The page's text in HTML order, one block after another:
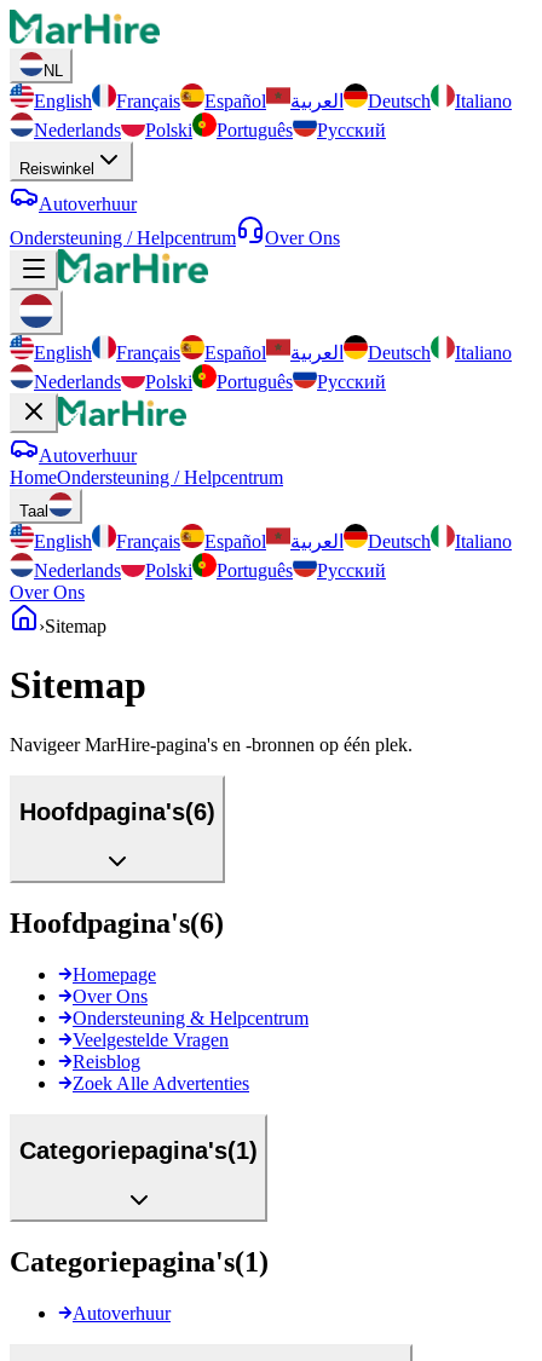
NL
English Français Español العربية Deutsch
Italiano
Nederlands
Polski Português Русский
Reiswinkel
Autoverhuur
Ondersteuning / Helpcentrum
Over Ons
English Français Español العربية Deutsch
Italiano
Nederlands
Polski Português Русский
Autoverhuur
HomeOndersteuning / Helpcentrum
Taal
English Français Español العربية Deutsch
Italiano
Nederlands
Polski Português
Русский
Over Ons
›Sitemap
Sitemap
Navigeer MarHire-pagina's en -bronnen op één plek.
Hoofdpagina's(6)
Hoofdpagina's(6)
Homepage
Over Ons
Ondersteuning & Helpcentrum
Veelgestelde Vragen
Reisblog
Zoek Alle Advertenties
Categoriepagina's(1)
Categoriepagina's(1)
Autoverhuur